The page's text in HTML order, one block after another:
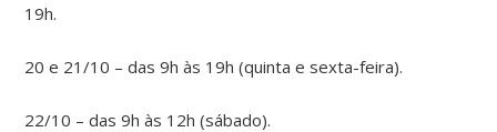
19h.
20 e 21/10 – das 9h às 19h (quinta e sexta-feira).
22/10 – das 9h às 12h (sábado).